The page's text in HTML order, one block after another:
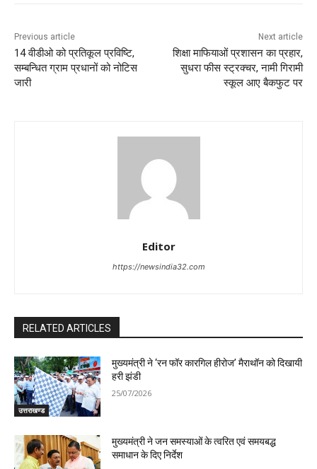
Previous article
14 वीडीओ को प्रतिकूल प्रविष्टि,
सम्बन्धित ग्राम प्रधानों को नोटिस
जारी
Next article
शिक्षा माफियाओं प्रशासन का प्रहार,
सुधरा फीस स्ट्रक्चर, नामी गिरामी
स्कूल आए बैकफुट पर
Editor
https://newsindia32.com
RELATED ARTICLES
उत्तराखण्ड
मुख्यमंत्री ने ‘रन फॉर कारगिल हीरोज’ मैराथॉन को दिखायी
हरी झंडी
25/07/2026
मुख्यमंत्री ने जन समस्याओं के त्वरित एवं समयबद्ध
समाधान के दिए निर्देश